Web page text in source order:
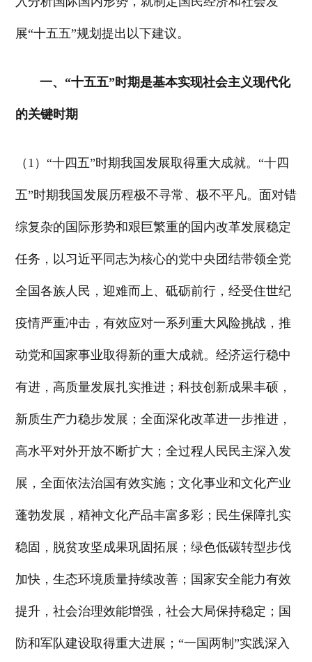
展“十五五”规划提出以下建议。
一、“十五五”时期是基本实现社会主义现代化
的关键时期
（1）“十四五”时期我国发展取得重大成就。“十四
五”时期我国发展历程极不寻常、极不平凡。面对错
综复杂的国际形势和艰巨繁重的国内改革发展稳定
任务，以习近平同志为核心的党中央团结带领全党
全国各族人民，迎难而上、砥砺前行，经受住世纪
疫情严重冲击，有效应对一系列重大风险挑战，推
动党和国家事业取得新的重大成就。经济运行稳中
有进，高质量发展扎实推进；科技创新成果丰硕，
新质生产力稳步发展；全面深化改革进一步推进，
高水平对外开放不断扩大；全过程人民民主深入发
展，全面依法治国有效实施；文化事业和文化产业
蓬勃发展，精神文化产品丰富多彩；民生保障扎实
稳固，脱贫攻坚成果巩固拓展；绿色低碳转型步伐
加快，生态环境质量持续改善；国家安全能力有效
提升，社会治理效能增强，社会大局保持稳定；国
防和军队建设取得重大进展；“一国两制”实践深入